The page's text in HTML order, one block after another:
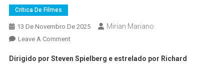
Critica De Filmes
13 De Novembro De 2025 Mirian Mariano
Leave A Comment
Dirigido por Steven Spielberg e estrelado por Richard